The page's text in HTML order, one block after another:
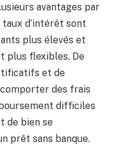
avantages par
d’intérêt sont
plus élevés et
plus flexibles. De
et de
des frais
difficiles
de bien se
prêt sans banque.